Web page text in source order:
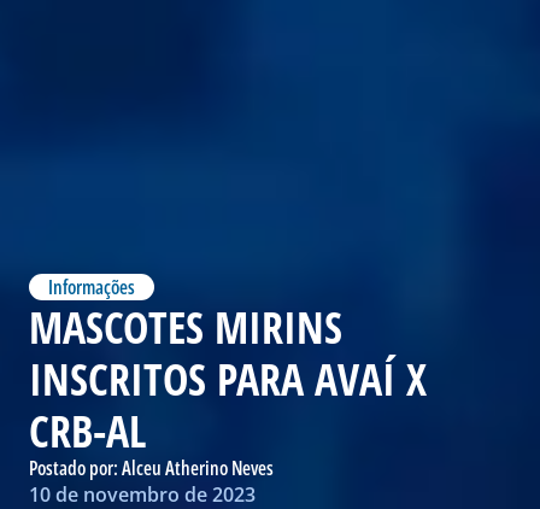
Informações
MASCOTES MIRINS
INSCRITOS PARA AVAÍ X
CRB-AL
Postado por:Alceu Atherino Neves
10 de novembro de 2023